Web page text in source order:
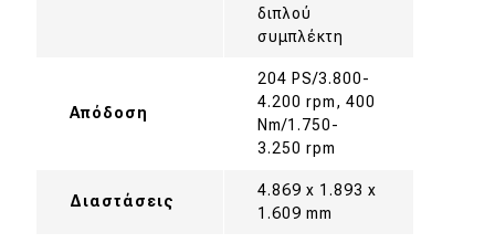
διπλού
συμπλέκτη
Απόδοση
204 PS/3.800-
4.200 rpm, 400
Nm/1.750-
3.250 rpm
Διαστάσεις
4.869 x 1.893 x
1.609 mm